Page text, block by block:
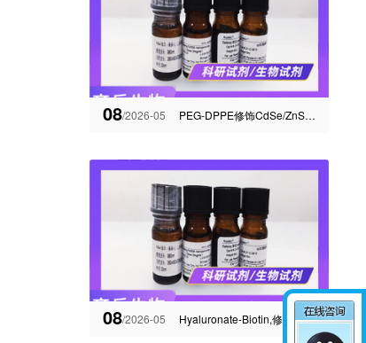
08/2026-05 PEG-DPPE修饰CdSe/ZnS量子点|Ag2Se量子点-齐岳供应
08/2026-05 Hyaluronate-Biotin,修饰透明质酸